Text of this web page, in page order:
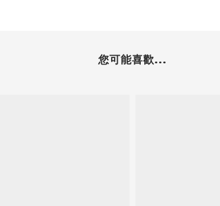
您可能喜歡...